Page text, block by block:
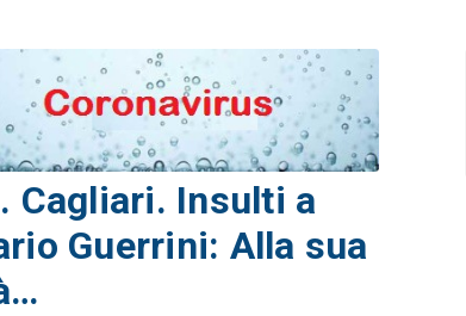
Cagliari. Insulti a
Guerrini: Alla sua